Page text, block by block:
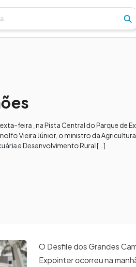
feira , na Pista Central do Parque de
Vieira Júnior, o ministro da
e Desenvolvimento Rural […]
O Desfile dos Grandes
Expointer ocorreu na